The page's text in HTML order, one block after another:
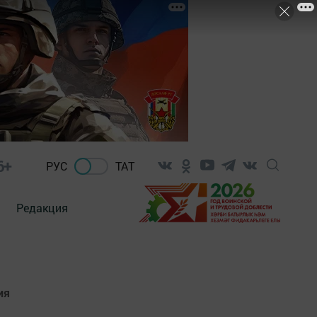
РУС ТАТ
Редакция